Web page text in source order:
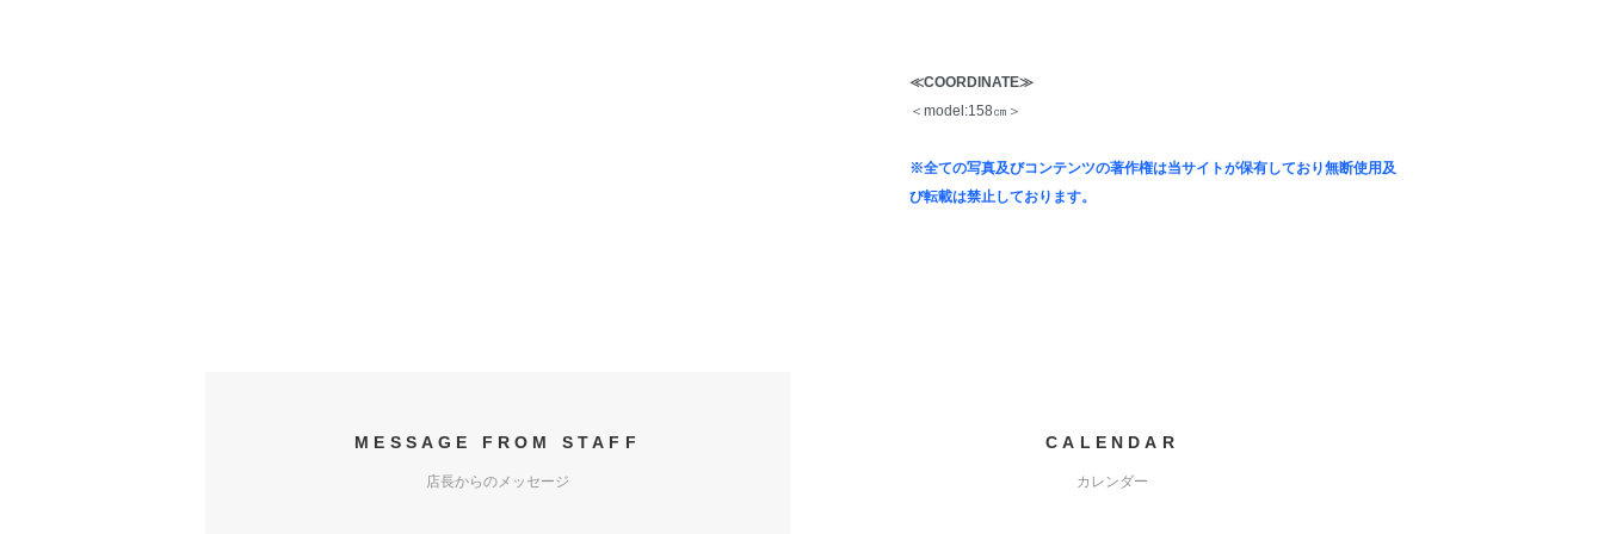
≪COORDINATE≫
＜model:158㎝＞
※全ての写真及びコンテンツの著作権は当サイトが保有しており無断使用及
び転載は禁止しております。
MESSAGE FROM STAFF
店長からのメッセージ
CALENDAR
カレンダー